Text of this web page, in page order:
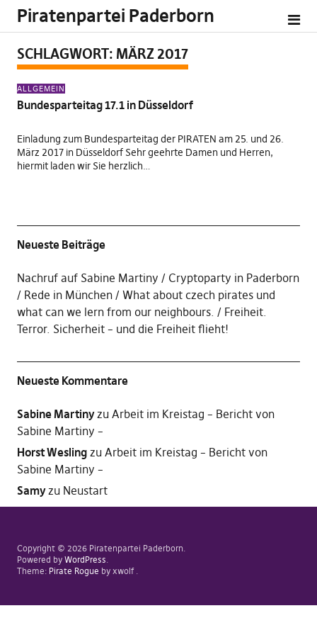
Piratenpartei Paderborn
SCHLAGWORT: MÄRZ 2017
ALLGEMEIN
Bundesparteitag 17.1 in Düsseldorf
Einladung zum Bundesparteitag der PIRATEN am 25. und 26.
März 2017 in Düsseldorf Sehr geehrte Damen und Herren,
hiermit laden wir Sie herzlich…
Neueste Beiträge
Nachruf auf Sabine Martiny
Cryptoparty in Paderborn
Rede in München
What about czech pirates und
what can we lern from our neighbours.
Freiheit.
Terror. Sicherheit – und die Freiheit flieht!
Neueste Kommentare
Sabine Martinyzu Arbeit im Kreistag – Bericht von
Sabine Martiny –
Horst Weslingzu Arbeit im Kreistag – Bericht von
Sabine Martiny –
Samyzu Neustart
Copyright © 2026 Piratenpartei Paderborn
Powered by WordPress
Theme: Pirate Rogue by xwolf